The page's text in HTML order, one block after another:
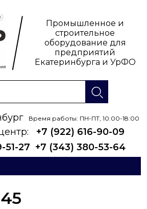
Промышленное и
строительное
оборудование для
предприятий
Екатеринбурга и УрФО
Время работы: ПН-ПТ, 10:00-18:00
+7 (922) 616-90-09
51-27 +7 (343) 380-53-64